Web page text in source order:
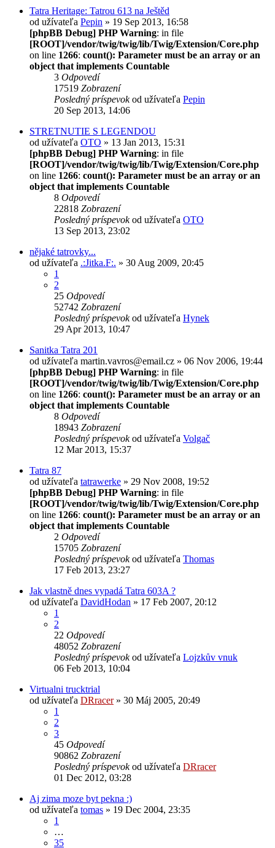
Tatra Heritage: Tatrou 613 na Ještěd
od užívateľa Pepin » 19 Sep 2013, 16:58
[phpBB Debug] PHP Warning: in file
[ROOT]/vendor/twig/twig/lib/Twig/Extension/Core.php
on line 1266: count(): Parameter must be an array or an
object that implements Countable
3 Odpovedí
17519 Zobrazení
Posledný príspevokod užívateľa Pepin
20 Sep 2013, 14:06
STRETNUTIE S LEGENDOU
od užívateľa OTO » 13 Jan 2013, 15:31
[phpBB Debug] PHP Warning: in file
[ROOT]/vendor/twig/twig/lib/Twig/Extension/Core.php
on line 1266: count(): Parameter must be an array or an
object that implements Countable
8 Odpovedí
22818 Zobrazení
Posledný príspevokod užívateľa OTO
13 Sep 2013, 23:02
nějaké tatrovky...
od užívateľa .:Jitka.F:. » 30 Aug 2009, 20:45
1
2
25 Odpovedí
52742 Zobrazení
Posledný príspevokod užívateľa Hynek
29 Apr 2013, 10:47
Sanitka Tatra 201
od užívateľa martin.vavros@email.cz » 06 Nov 2006, 19:44
[phpBB Debug] PHP Warning: in file
[ROOT]/vendor/twig/twig/lib/Twig/Extension/Core.php
on line 1266: count(): Parameter must be an array or an
object that implements Countable
8 Odpovedí
18943 Zobrazení
Posledný príspevokod užívateľa Volgač
12 Mar 2013, 15:37
Tatra 87
od užívateľa tatrawerke » 29 Nov 2008, 19:52
[phpBB Debug] PHP Warning: in file
[ROOT]/vendor/twig/twig/lib/Twig/Extension/Core.php
on line 1266: count(): Parameter must be an array or an
object that implements Countable
2 Odpovedí
15705 Zobrazení
Posledný príspevokod užívateľa Thomas
17 Feb 2013, 23:27
Jak vlastně dnes vypadá Tatra 603A ?
od užívateľa DavidHodan » 17 Feb 2007, 20:12
1
2
22 Odpovedí
48052 Zobrazení
Posledný príspevokod užívateľa Lojzkův vnuk
06 Feb 2013, 10:04
Virtualni trucktrial
od užívateľa DRracer» 30 Máj 2005, 20:49
1
2
3
45 Odpovedí
90862 Zobrazení
Posledný príspevokod užívateľa DRracer
01 Dec 2012, 03:28
Aj zima moze byt pekna :)
od užívateľa tomas » 19 Dec 2004, 23:35
1
…
35